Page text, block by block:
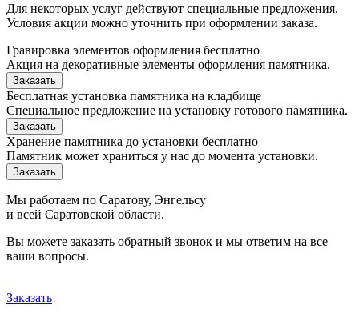
Для некоторых услуг действуют специальные предложения.
Условия акции можно уточнить при оформлении заказа.
Гравировка элементов оформления бесплатно
Акция на декоративные элементы оформления памятника.
Заказать
Бесплатная установка памятника на кладбище
Специальное предложение на установку готового памятника.
Заказать
Хранение памятника до установки бесплатно
Памятник может храниться у нас до момента установки.
Заказать
Мы работаем по Саратову, Энгельсу
и всей Саратовской области.
Вы можете заказать обратный звонок и мы ответим на все
ваши вопросы.
Заказать